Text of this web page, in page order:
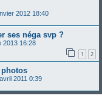
2012 18:40
ses néga svp ?
2013 16:28
1 2
2011 0:39